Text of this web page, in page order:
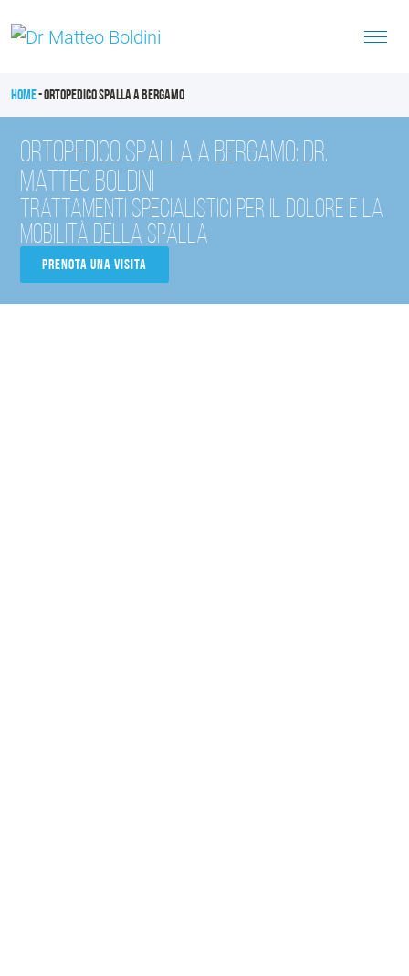
Home-Ortopedico Spalla a Bergamo
ORTOPEDICO SPALLA A BERGAMO: DR.
MATTEO BOLDINI
Trattamenti specialistici per il dolore e la
mobilità della spalla
Prenota una Visita